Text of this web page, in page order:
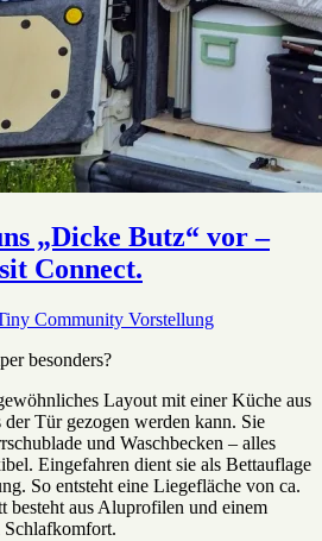
„Dicke Butz“ vor –
Connect.
Community Vorstellung
besonders?
Layout mit einer Küche aus
Tür gezogen werden kann. Sie
und Waschbecken – alles
Eingefahren dient sie als Bettauflage
So entsteht eine Liegefläche von ca.
besteht aus Aluprofilen und einem
Schlafkomfort.